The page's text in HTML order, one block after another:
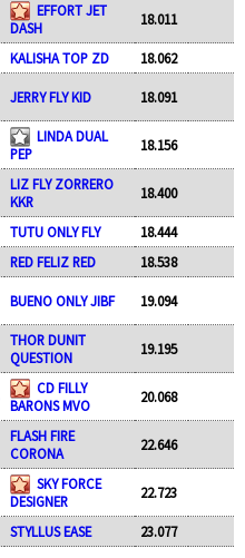
EFFORT JET
DASH
18.011
KALISHA TOP ZD 18.062
JERRY FLY KID 18.091
LINDA DUAL
PEP
18.156
LIZ FLY ZORRERO
KKR
18.400
TUTU ONLY FLY
18.444
RED FELIZ RED 18.538
BUENO ONLY JIBF 19.094
THOR DUNIT
QUESTION
19.195
CD FILLY
BARONS MVO
20.068
FLASH FIRE
CORONA
22.646
SKY FORCE
DESIGNER
22.723
STYLLUS EASE
23.077